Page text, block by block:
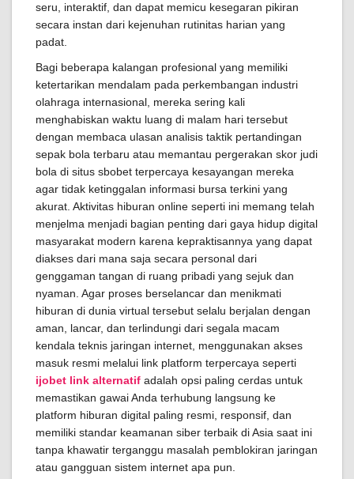
seru, interaktif, dan dapat memicu kesegaran pikiran
secara instan dari kejenuhan rutinitas harian yang
padat.
Bagi beberapa kalangan profesional yang memiliki
ketertarikan mendalam pada perkembangan industri
olahraga internasional, mereka sering kali
menghabiskan waktu luang di malam hari tersebut
dengan membaca ulasan analisis taktik pertandingan
sepak bola terbaru atau memantau pergerakan skor judi
bola di situs sbobet terpercaya kesayangan mereka
agar tidak ketinggalan informasi bursa terkini yang
akurat. Aktivitas hiburan online seperti ini memang telah
menjelma menjadi bagian penting dari gaya hidup digital
masyarakat modern karena kepraktisannya yang dapat
diakses dari mana saja secara personal dari
genggaman tangan di ruang pribadi yang sejuk dan
nyaman. Agar proses berselancar dan menikmati
hiburan di dunia virtual tersebut selalu berjalan dengan
aman, lancar, dan terlindungi dari segala macam
kendala teknis jaringan internet, menggunakan akses
masuk resmi melalui link platform terpercaya seperti
ijobet link alternatif adalah opsi paling cerdas untuk
memastikan gawai Anda terhubung langsung ke
platform hiburan digital paling resmi, responsif, dan
memiliki standar keamanan siber terbaik di Asia saat ini
tanpa khawatir terganggu masalah pemblokiran jaringan
atau gangguan sistem internet apa pun.